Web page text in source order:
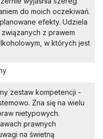
do moich oczekiwań.
efekty. Udziela
z prawem
w których jest
zestaw kompetencji -
Zna się na wielu
nietypowych.
prawnych
na świetną